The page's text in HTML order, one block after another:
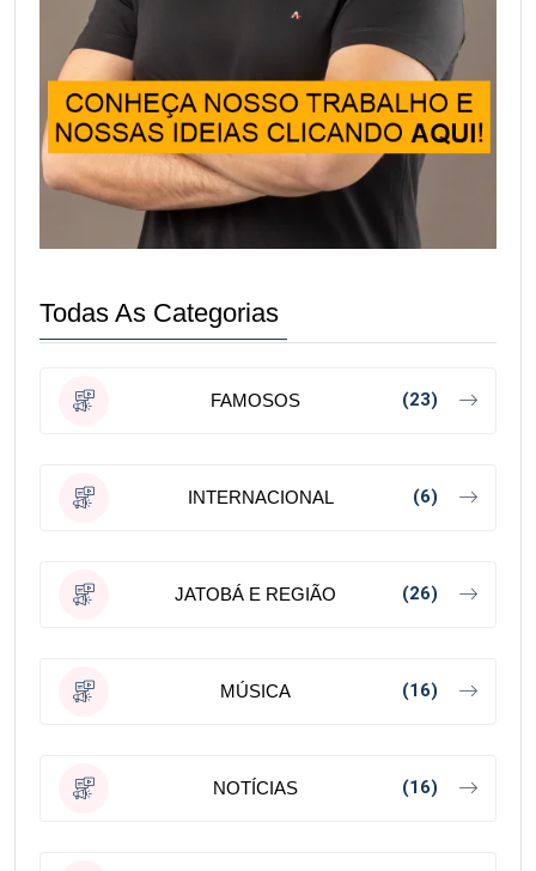
Todas As Categorias
FAMOSOS (23)
INTERNACIONAL (6)
JATOBÁ E REGIÃO (26)
MÚSICA (16)
NOTÍCIAS (16)